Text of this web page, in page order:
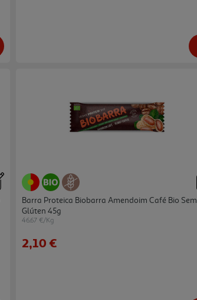
Barra Proteica Biobarra Amendoim Café Bio Sem
Glúten 45g
46.67 €/Kg
2,10 €